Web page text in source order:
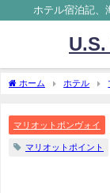
ホテル宿泊記、
ホーム ホテル
マリオットボンヴォイ
マリオットポイント